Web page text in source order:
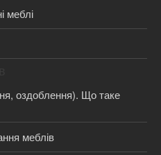
меблі
оздоблення). Що таке
меблів